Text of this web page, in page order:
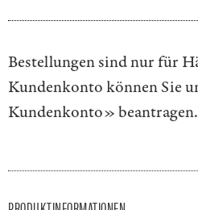
Bestellungen sind nur für
Kundenkonto können Sie
Kundenkonto»beantragen.